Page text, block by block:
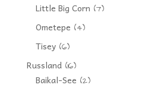
Little Big Corn (7)
Ometepe (4)
Tisey(6)
Russland(16)
Baikal-See (2)